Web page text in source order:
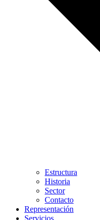
Estructura
Historia
Sector
Contacto
Representación